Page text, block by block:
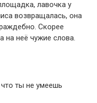
лавочка у
возвращалась, она
Скорее
на неё чужие слова.
ты не умеешь